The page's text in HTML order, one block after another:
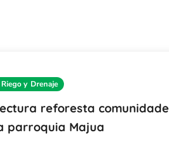
y Drenaje
reforesta
parroquia Majua